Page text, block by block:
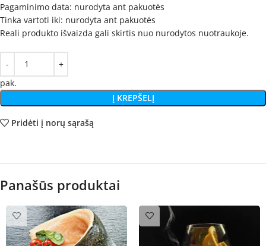
Pagaminimo data: nurodyta ant pakuotės
Tinka vartoti iki: nurodyta ant pakuotės
Reali produkto išvaizda gali skirtis nuo nurodytos nuotraukoje.
pak.
Į KREPŠELĮ
Pridėti į norų sąrašą
Panašūs produktai